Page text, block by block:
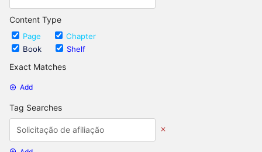
Content Type
Page
Chapter
Book
Shelf
Exact Matches
Add
Tag Searches